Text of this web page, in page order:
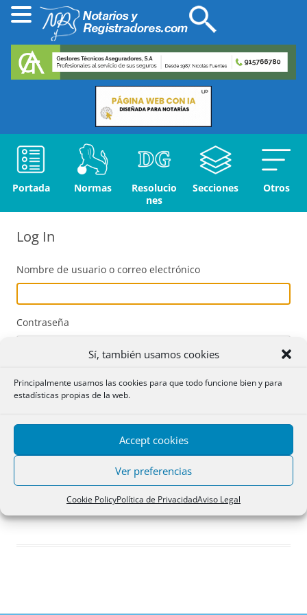
Sí, también usamos cookies
Principalmente usamos las cookies para que todo funcione bien y para
estadísticas propias de la web.
Accept cookies
Ver preferencias
Cookie PolicyPolítica de PrivacidadAviso Legal
Portada Normas
Resolucio
nes
Secciones Otros
Log In
Nombre de usuario o correo electrónico
Contraseña
Acceder
Registro
¿Has olvidado tu contraseña?